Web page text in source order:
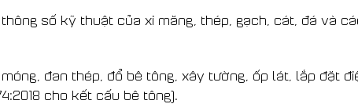
số kỹ thuật của xi măng, thép, gạch, cát, đá và
đan thép, đổ bê tông, xây tường, ốp lát, lắp đặt
cho kết cấu bê tông).